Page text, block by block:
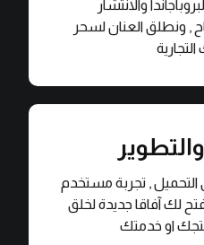
والانتشار
, ونطلق العنان لسحر
التفاصيل
, تجربة مستخدم
لك آفاقا جديدة لخلق
او خدمتك
.. دعم
التفاصيل